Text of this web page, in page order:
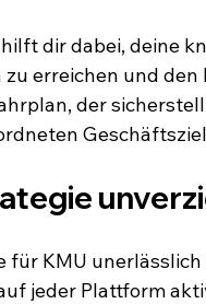
dir dabei, deine
erreichen und den
der
für KMU
jeder Plattform